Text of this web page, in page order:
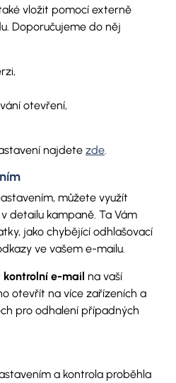
vložit pomocí externě
Doporučujeme do něj
otevření,
najdete zde.
můžete využít
v detailu kampaně. Ta Vám
jako chybějící odhlašovací
ve vašem e-mailu.
kontrolní e-mail na vaší
otevřít na více zařízeních a
pro odhalení případných
a kontrola proběhla